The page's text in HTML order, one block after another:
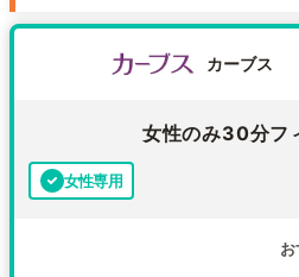
カーブス
女性のみ30分フ
女性専用